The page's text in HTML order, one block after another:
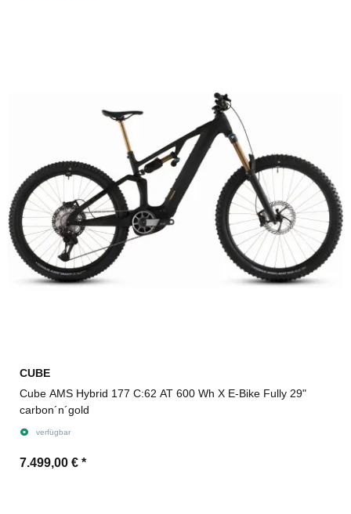
CUBE
Cube AMS Hybrid 177 C:62 AT 600 Wh X E-Bike Fully 29"
carbon´n´gold
verfügbar
7.499,00 € *